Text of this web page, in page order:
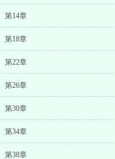
第14章
第18章
第22章
第26章
第30章
第34章
第38章